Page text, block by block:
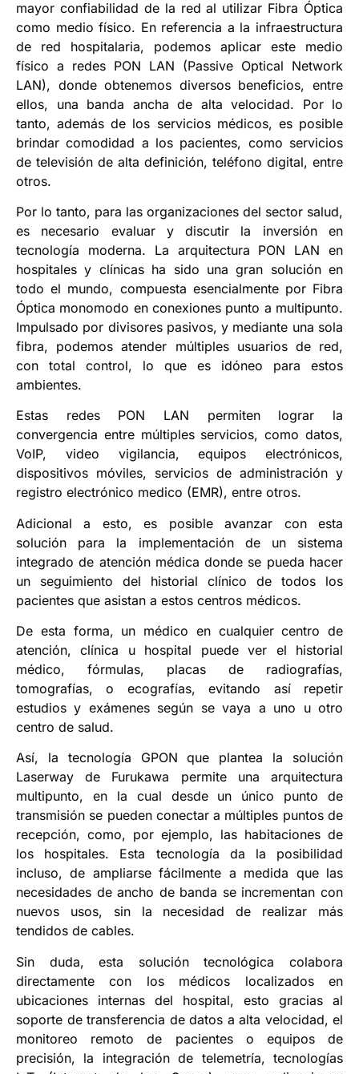
mayor confiabilidad de la red al utilizar Fibra Óptica
como medio físico. En referencia a la infraestructura
de red hospitalaria, podemos aplicar este medio
físico a redes PON LAN (Passive Optical Network
LAN), donde obtenemos diversos beneficios, entre
ellos, una banda ancha de alta velocidad. Por lo
tanto, además de los servicios médicos, es posible
brindar comodidad a los pacientes, como servicios
de televisión de alta definición, teléfono digital, entre
otros.
Por lo tanto, para las organizaciones del sector salud,
es necesario evaluar y discutir la inversión en
tecnología moderna. La arquitectura PON LAN en
hospitales y clínicas ha sido una gran solución en
todo el mundo, compuesta esencialmente por Fibra
Óptica monomodo en conexiones punto a multipunto.
Impulsado por divisores pasivos, y mediante una sola
fibra, podemos atender múltiples usuarios de red,
con total control, lo que es idóneo para estos
ambientes.
Estas redes PON LAN permiten lograr la
convergencia entre múltiples servicios, como datos,
VoIP, video vigilancia, equipos electrónicos,
dispositivos móviles, servicios de administración y
registro electrónico medico (EMR), entre otros.
Adicional a esto, es posible avanzar con esta
solución para la implementación de un sistema
integrado de atención médica donde se pueda hacer
un seguimiento del historial clínico de todos los
pacientes que asistan a estos centros médicos.
De esta forma, un médico en cualquier centro de
atención, clínica u hospital puede ver el historial
médico, fórmulas, placas de radiografías,
tomografías, o ecografías, evitando así repetir
estudios y exámenes según se vaya a uno u otro
centro de salud.
Así, la tecnología GPON que plantea la solución
Laserway de Furukawa permite una arquitectura
multipunto, en la cual desde un único punto de
transmisión se pueden conectar a múltiples puntos de
recepción, como, por ejemplo, las habitaciones de
los hospitales. Esta tecnología da la posibilidad
incluso, de ampliarse fácilmente a medida que las
necesidades de ancho de banda se incrementan con
nuevos usos, sin la necesidad de realizar más
tendidos de cables.
Sin duda, esta solución tecnológica colabora
directamente con los médicos localizados en
ubicaciones internas del hospital, esto gracias al
soporte de transferencia de datos a alta velocidad, el
monitoreo remoto de pacientes o equipos de
precisión, la integración de telemetría, tecnologías